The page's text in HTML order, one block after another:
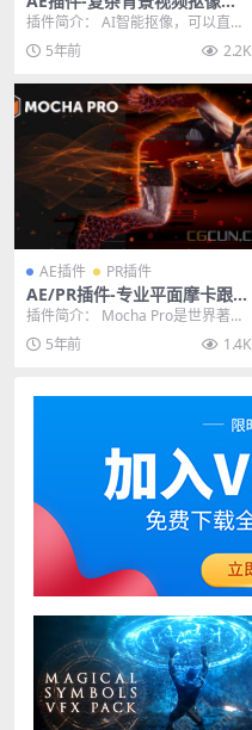
件 Goodbye Greenscreen v
1.2.0 CPU+GPU Win破解版
插件简介： AI智能抠像，可以直接
从绿幕或者复杂的背景中抠出需要
的元素，十分简单...
5年前 2.2K
AE插件 PR插件
AE/PR插件-专业平面摩卡跟踪
摄像机反求插件 Mocha Pro 2
022 v9.0.0 Win
插件简介： Mocha Pro是世界著名
的平面跟踪、旋转镜、对象移除、
稳定和网格...
5年前 1.4K